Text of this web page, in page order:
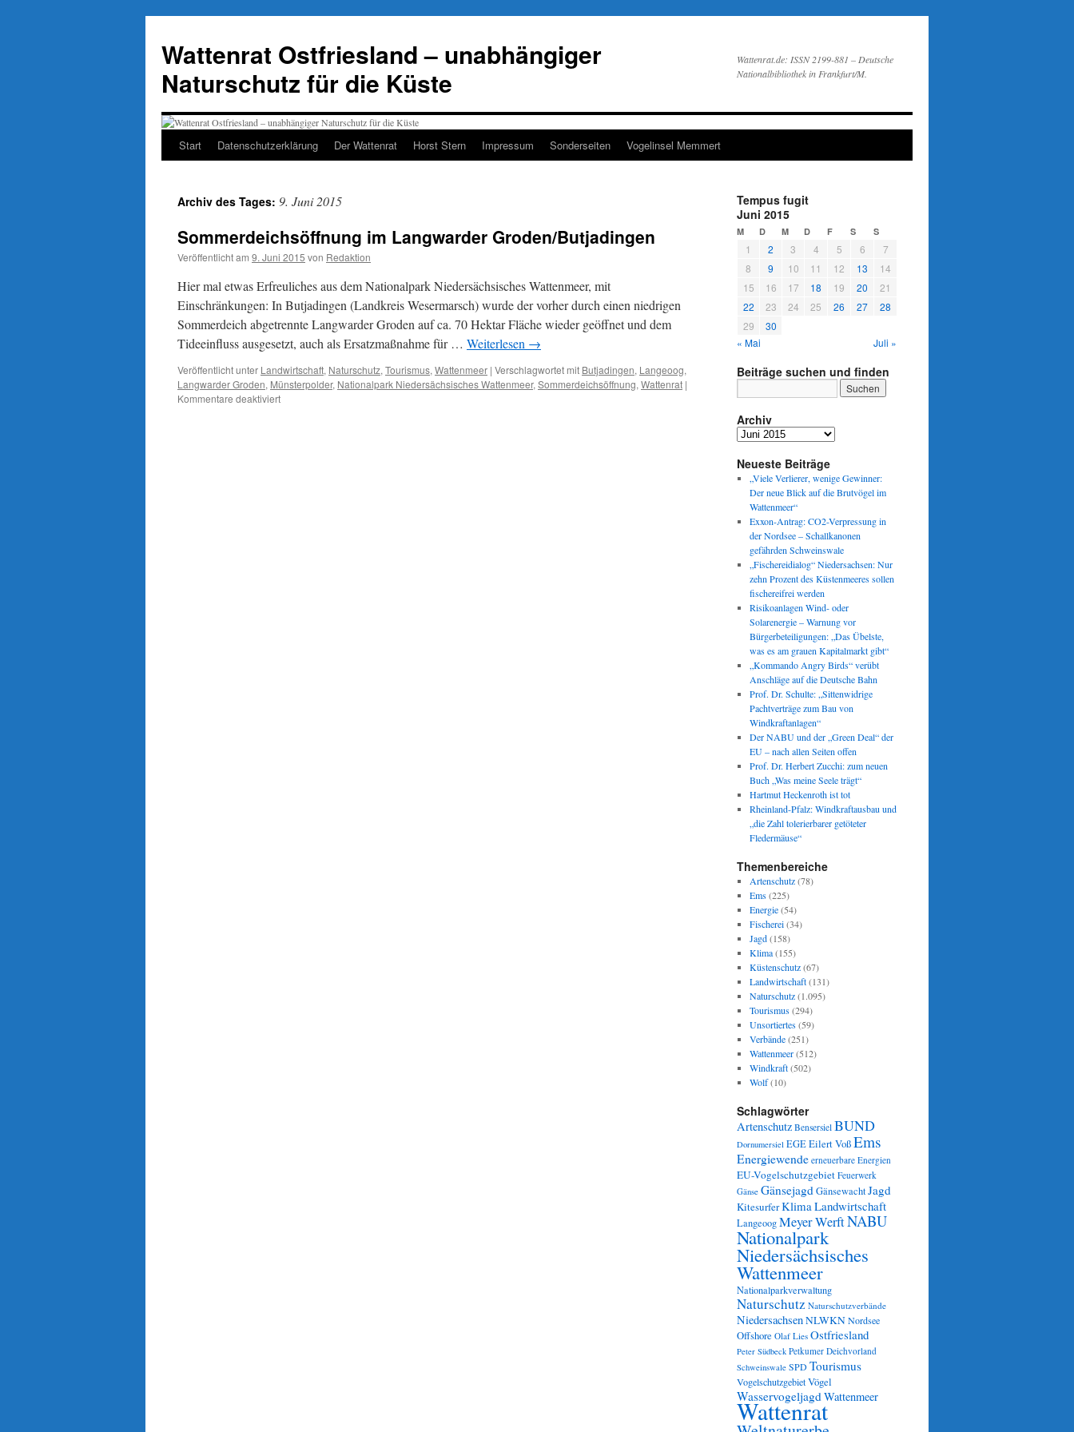
springen
Wattenrat Ostfriesland – unabhängiger
Naturschutz für die Küste
Wattenrat.de: ISSN 2199-881 – Deutsche
Nationalbibliothek in Frankfurt/M.
Start Datenschutzerklärung Der Wattenrat Horst Stern Impressum Sonderseiten Vogelinsel Memmert
Archiv des Tages: 9. Juni 2015
Sommerdeichsöffnung im Langwarder Groden/Butjadingen
Veröffentlicht am 9. Juni 2015 von Redaktion
Hier mal etwas Erfreuliches aus dem Nationalpark Niedersächsisches Wattenmeer, mit
Einschränkungen: In Butjadingen (Landkreis Wesermarsch) wurde der vorher durch einen niedrigen
Sommerdeich abgetrennte Langwarder Groden auf ca. 70 Hektar Fläche wieder geöffnet und dem
Tideeinfluss ausgesetzt, auch als Ersatzmaßnahme für … Weiterlesen →
Veröffentlicht unter Landwirtschaft, Naturschutz, Tourismus, Wattenmeer | Verschlagwortet mit Butjadingen, Langeoog,
Langwarder Groden, Münsterpolder, Nationalpark Niedersächsisches Wattenmeer, Sommerdeichsöffnung, Wattenrat |
Kommentare deaktiviertfür
Tempus fugit
Juni 2015
M D M D F S S
1 2 3 4 5 6
7
8
9 10 11 12 13
14
15
16 17 18 19 20
21
22
23 24 25 26 27
28
29
30
« Mai
Juli »
Beiträge suchen und finden
Archiv
Archiv
Neueste Beiträge
„Viele Verlierer, wenige Gewinner:
Der neue Blick auf die Brutvögel im
Wattenmeer“
Exxon-Antrag: CO2-Verpressung in
der Nordsee – Schallkanonen
gefährden Schweinswale
„Fischereidialog“ Niedersachsen: Nur
zehn Prozent des Küstenmeeres sollen
fischereifrei werden
Risikoanlagen Wind- oder
Solarenergie – Warnung vor
Bürgerbeteiligungen: „Das Übelste,
was es am grauen Kapitalmarkt gibt“
„Kommando Angry Birds“ verübt
Anschläge auf die Deutsche Bahn
Prof. Dr. Schulte: „Sittenwidrige
Pachtverträge zum Bau von
Windkraftanlagen“
Der NABU und der „Green Deal“ der
EU – nach allen Seiten offen
Prof. Dr. Herbert Zucchi: zum neuen
Buch „Was meine Seele trägt“
Hartmut Heckenroth ist tot
Rheinland-Pfalz: Windkraftausbau und
„die Zahl tolerierbarer getöteter
Fledermäuse“
Themenbereiche
Artenschutz(78)
Ems(225)
Energie(54)
Fischerei(34)
Jagd(158)
Klima(155)
Küstenschutz(67)
Landwirtschaft(131)
Naturschutz(1.095)
Tourismus(294)
Unsortiertes(59)
Verbände(251)
Wattenmeer(512)
Windkraft(502)
Wolf(10)
Schlagwörter
Artenschutz Bensersiel BUND
Dornumersiel EGEEilert VoßEms
Energiewende erneuerbare Energien
EU-Vogelschutzgebiet Feuerwerk
Gänse GänsejagdGänsewachtJagd
KitesurferKlimaLandwirtschaft
LangeoogMeyer WerftNABU
Nationalpark
Niedersächsisches
Wattenmeer
Nationalparkverwaltung
Naturschutz Naturschutzverbände
NiedersachsenNLWKNNordsee
Offshore Olaf Lies Ostfriesland
Peter Südbeck Petkumer Deichvorland
Schweinswale SPDTourismus
VogelschutzgebietVögel
WasservogeljagdWattenmeer
Wattenrat